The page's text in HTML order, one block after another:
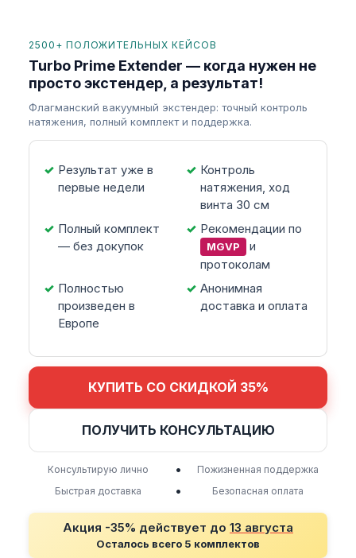
2500+ ПОЛОЖИТЕЛЬНЫХ КЕЙСОВ
Turbo Prime Extender — когда нужен не
просто экстендер, а результат!
Флагманский вакуумный экстендер: точный контроль
натяжения, полный комплект и поддержка.
Результат уже в
первые недели
Контроль
натяжения, ход
винта 30 см
Полный комплект
— без докупок
Рекомендации по
MGVP
и
протоколам
Полностью
произведен в
Европе
Анонимная
доставка и оплата
КУПИТЬ СО СКИДКОЙ 35%
ПОЛУЧИТЬ КОНСУЛЬТАЦИЮ
Консультирую лично •
Пожизненная поддержка
Быстрая доставка
• Безопасная оплата
Акция -35% действует до 13 августа
Осталось всего 5 комплектов